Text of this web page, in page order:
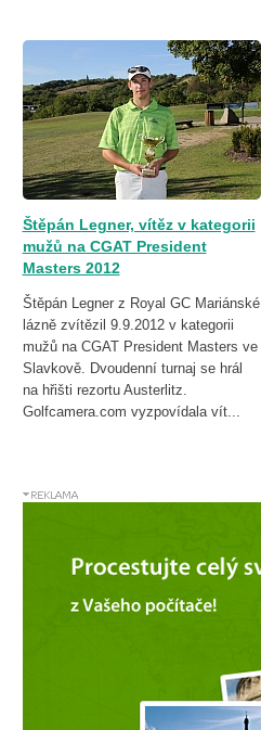
Štěpán Legner, vítěz v kategorii
mužů na CGAT President
Masters 2012
Štěpán Legner z Royal GC Mariánské
lázně zvítězil 9.9.2012 v kategorii
mužů na CGAT President Masters ve
Slavkově. Dvoudenní turnaj se hrál
na hřišti rezortu Austerlitz.
Golfcamera.com vyzpovídala vít...